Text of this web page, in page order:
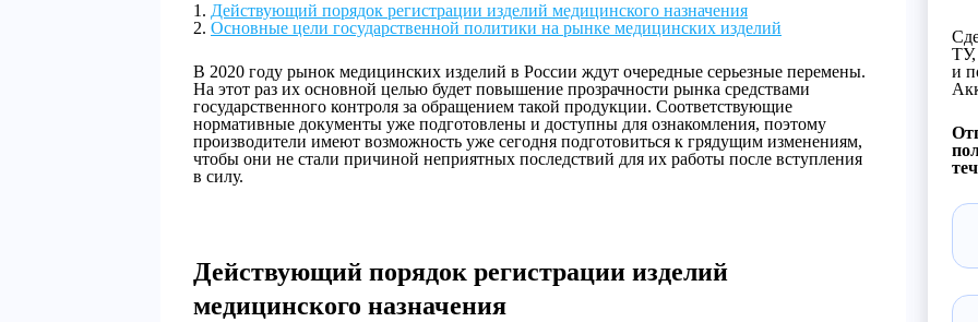
Действующий порядок регистрации изделий медицинского назначения
Основные цели государственной политики на рынке медицинских изделий
В 2020 году рынок медицинских изделий в России ждут очередные серьезные перемены.
На этот раз их основной целью будет повышение прозрачности рынка средствами
государственного контроля за обращением такой продукции. Соответствующие
нормативные документы уже подготовлены и доступны для ознакомления, поэтому
производители имеют возможность уже сегодня подготовиться к грядущим изменениям,
чтобы они не стали причиной неприятных последствий для их работы после вступления
в силу.
Действующий порядок регистрации изделий
медицинского назначения
ТУ,
и